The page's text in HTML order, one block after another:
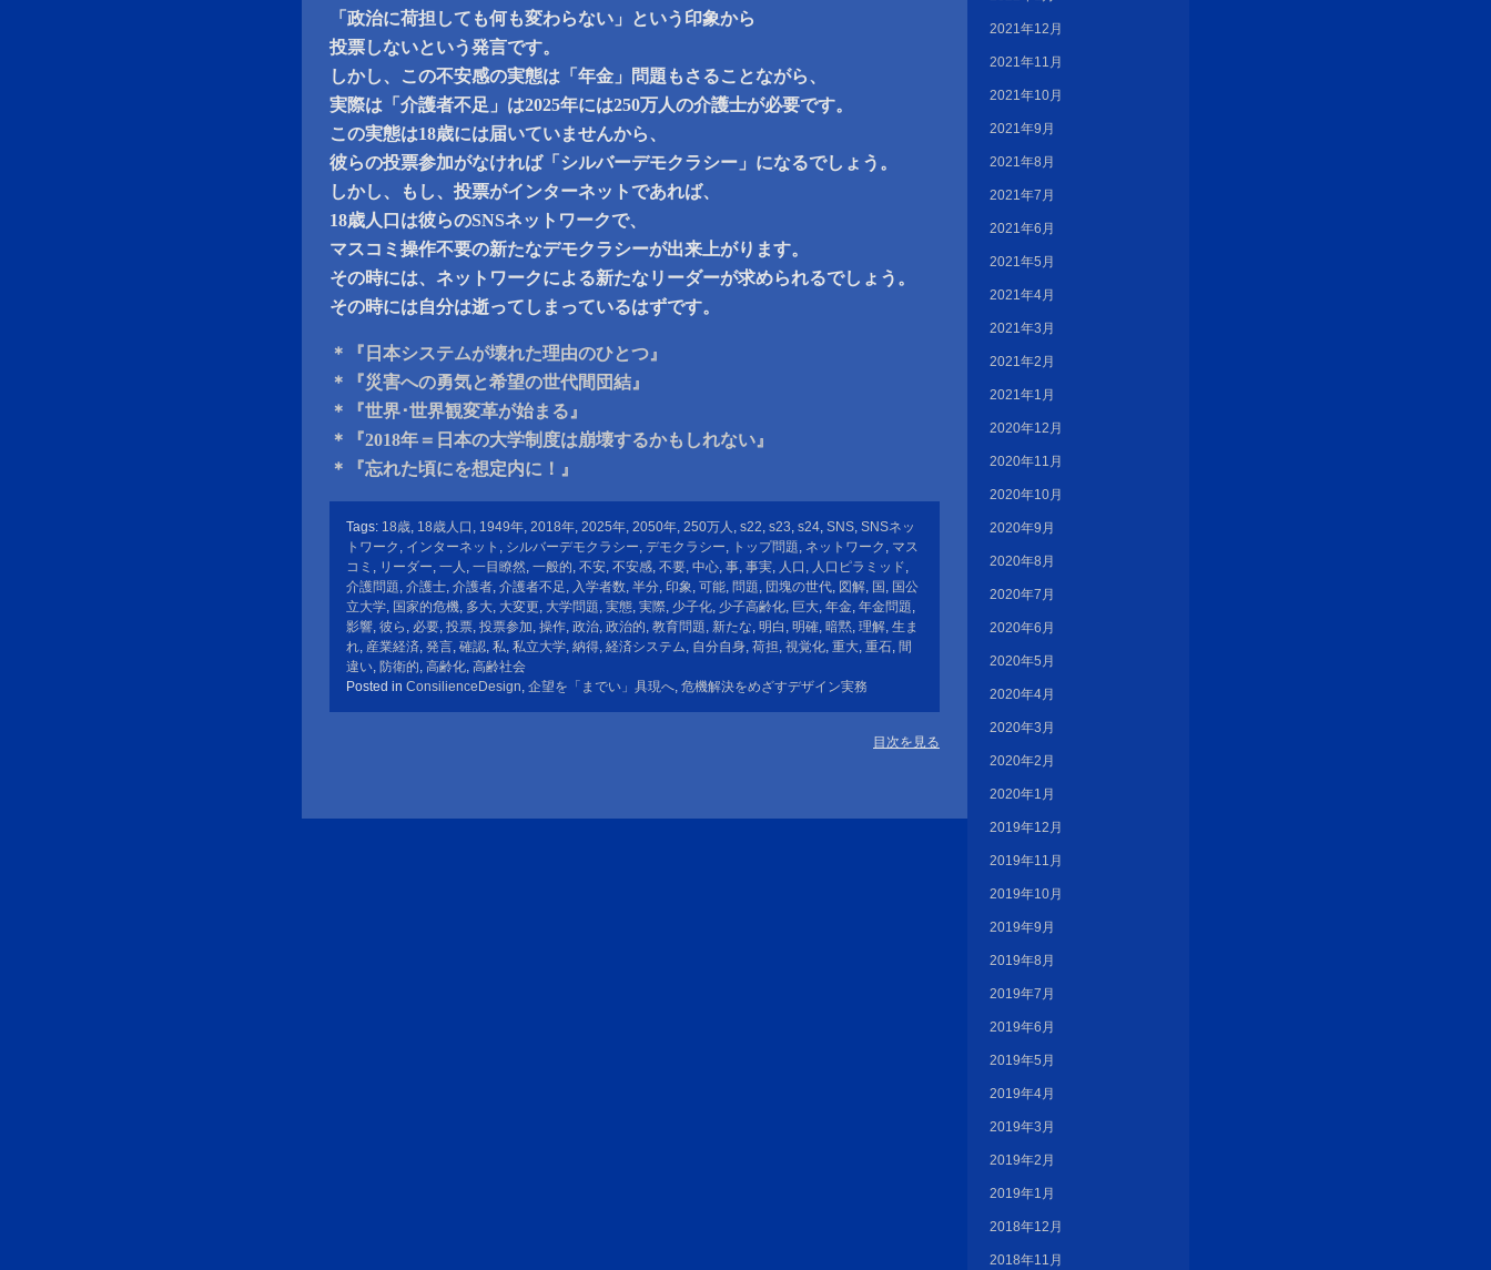
「政治に荷担しても何も変わらない」という印象から
投票しないという発言です。
しかし、この不安感の実態は「年金」問題もさることながら、
実際は「介護者不足」は2025年には250万人の介護士が必要です。
この実態は18歳には届いていませんから、
彼らの投票参加がなければ「シルバーデモクラシー」になるでしょう。
しかし、もし、投票がインターネットであれば、
18歳人口は彼らのSNSネットワークで、
マスコミ操作不要の新たなデモクラシーが出来上がります。
その時には、ネットワークによる新たなリーダーが求められるでしょう。
その時には自分は逝ってしまっているはずです。
＊『日本システムが壊れた理由のひとつ』
＊『災害への勇気と希望の世代間団結』
＊『世界･世界観変革が始まる』
＊『2018年＝日本の大学制度は崩壊するかもしれない』
＊『忘れた頃にを想定内に！』
Tags: 18歳, 18歳人口 , 1949年, 2018年, 2025年, 2050年, 250万人 , s22, s23, s24, SNS, SNSネッ
トワーク , インターネット , シルバーデモクラシー, デモクラシー, トップ問題, ネットワーク , マス
コミ , リーダー, 一人 , 一目瞭然, 一般的, 不安, 不安感, 不要, 中心, 事, 事実, 人口 , 人口ピラミッド,
介護問題, 介護士, 介護者, 介護者不足 , 入学者数, 半分, 印象, 可能, 問題, 団塊の世代, 図解, 国 , 国公
立大学, 国家的危機, 多大, 大変更, 大学問題, 実態, 実際, 少子化, 少子高齢化, 巨大, 年金, 年金問題,
影響, 彼ら , 必要, 投票, 投票参加, 操作, 政治, 政治的, 教育問題, 新たな, 明白 , 明確, 暗黙, 理解, 生ま
れ, 産業経済, 発言, 確認, 私, 私立大学, 納得, 経済システム, 自分自身, 荷担, 視覚化, 重大, 重石, 間
違い, 防衛的, 高齢化, 高齢社会
Posted in ConsilienceDesign, 企望を「までい」具現へ, 危機解決をめざすデザイン実務
目次を見る
2021年12月
2021年11月
2021年10月
2021年9月
2021年8月
2021年7月
2021年6月
2021年5月
2021年4月
2021年3月
2021年2月
2021年1月
2020年12月
2020年11月
2020年10月
2020年9月
2020年8月
2020年7月
2020年6月
2020年5月
2020年4月
2020年3月
2020年2月
2020年1月
2019年12月
2019年11月
2019年10月
2019年9月
2019年8月
2019年7月
2019年6月
2019年5月
2019年4月
2019年3月
2019年2月
2019年1月
2018年12月
2018年11月